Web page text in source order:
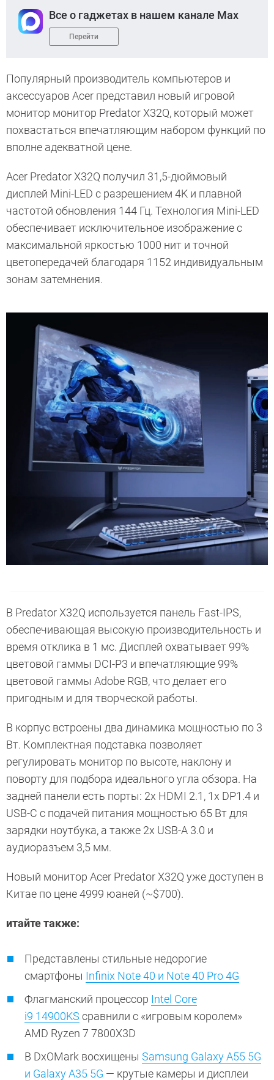
Все о гаджетах в нашем канале Max
Перейти
Популярный производитель компьютеров и
аксессуаров Acer представил новый игровой
монитор монитор Predator X32Q, который может
похвастаться впечатляющим набором функций по
вполне адекватной цене.
Acer Predator X32Q получил 31,5-дюймовый
дисплей Mini-LED с разрешением 4K и плавной
частотой обновления 144 Гц. Технология Mini-LED
обеспечивает исключительное изображение с
максимальной яркостью 1000 нит и точной
цветопередачей благодаря 1152 индивидуальным
зонам затемнения.
В Predator X32Q используется панель Fast-IPS,
обеспечивающая высокую производительность и
время отклика в 1 мс. Дисплей охватывает 99%
цветовой гаммы DCI-P3 и впечатляющие 99%
цветовой гаммы Adobe RGB, что делает его
пригодным и для творческой работы.
В корпус встроены два динамика мощностью по 3
Вт. Комплектная подставка позволяет
регулировать монитор по высоте, наклону и
поворту для подбора идеального угла обзора. На
задней панели есть порты: 2х HDMI 2.1, 1х DP1.4 и
USB-C с подачей питания мощностью 65 Вт для
зарядки ноутбука, а также 2х USB-A 3.0 и
аудиоразъем 3,5 мм.
Новый монитор Acer Predator X32Q уже доступен в
Китае по цене 4999 юаней (~$700).
итайте также:
Представлены стильные недорогие
смартфоны Infinix Note 40 и Note 40 Pro 4G
Флагманский процессор Intel Core
i9 14900KS сравнили с «игровым королем»
AMD Ryzen 7 7800X3D
В DxOMark восхищены Samsung Galaxy A55 5G
и Galaxy A35 5G — крутые камеры и дисплеи